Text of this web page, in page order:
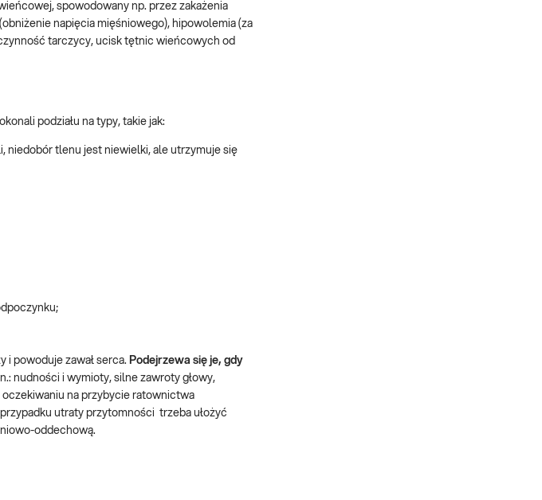
spowodowany np. przez zakażenia
napięcia mięśniowego), hipowolemia (za
tarczycy, ucisk tętnic wieńcowych od
podziału na typy, takie jak:
niedobór tlenu jest niewielki, ale utrzymuje się
i powoduje zawał serca. Podejrzewa się je, gdy
nudności i wymioty, silne zawroty głowy,
oczekiwaniu na przybycie ratownictwa
utraty przytomności trzeba ułożyć
oddechową.